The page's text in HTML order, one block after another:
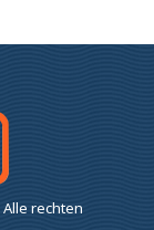
Alle rechten